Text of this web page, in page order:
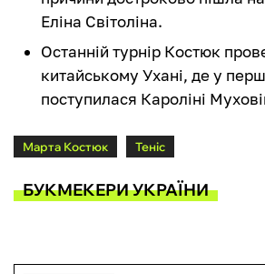
Еліна Світоліна.
Останній турнір Костюк
китайському Ухані, де у
поступилася Кароліні
Марта Костюк Теніс
БУКМЕКЕРИ УКРАЇНИ